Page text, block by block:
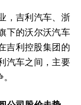
吉利汽车、浙
下的沃尔沃汽车
吉利控股集团的
汽车之间，主要